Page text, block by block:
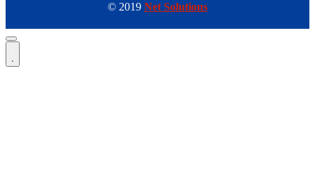
© 2019 Net Solutions